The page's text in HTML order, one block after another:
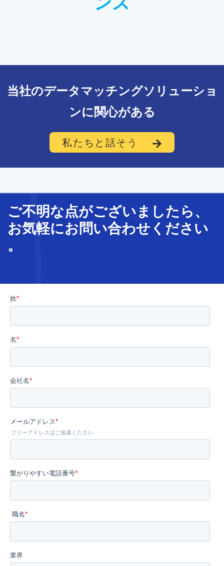
当社のデータマッチングソリューショ
ンに関心がある
私たちと話そう
ご不明な点がございましたら、
お気軽にお問い合わせ ください
。